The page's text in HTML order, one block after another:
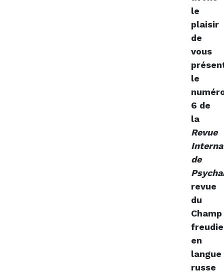
le
plaisir
de
vous
le
6 de
la
Revue
de
revue
du
Champ
en
langue
russe